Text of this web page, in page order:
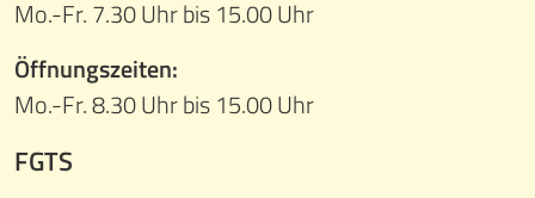
Mo.-Fr. 7.30 Uhr bis 15.00 Uhr
Öffnungszeiten:
Mo.-Fr. 8.30 Uhr bis 15.00 Uhr
FGTS